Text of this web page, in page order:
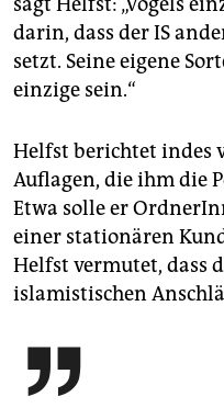
darin, dass der IS
setzt. Seine eigene
einzige sein.“
Helfst berichtet indes
Auflagen, die ihm die
Etwa solle er
einer stationären
Helfst vermutet, dass
islamistischen
